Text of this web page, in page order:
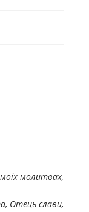
молитвах,
Отець слави,